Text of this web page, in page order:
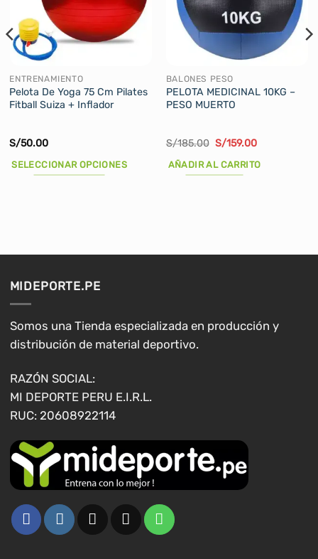
ENTRENAMIENTO
Pelota De Yoga 75 Cm Pilates
Fitball Suiza + Inflador
S/50.00
SELECCIONAR OPCIONES
se
pueden
elegir
en
página
de
producto
BALONES PESO
PELOTA MEDICINAL 10KG –
PESO MUERTO
S/185.00 El
original
era:
S/159.00El
actual
AÑADIR AL CARRITO
MIDEPORTE.PE
Somos una Tienda especializada en producción y
distribución de material deportivo.
RAZÓN SOCIAL:
MI DEPORTE PERU E.I.R.L.
RUC: 20608922114